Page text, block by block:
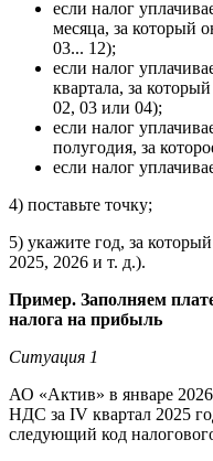
если налог
месяца, за который
03... 12);
если налог
квартала, за
02, 03 или 04);
если налог
полугодия, за
если налог
4) поставьте точку;
5) укажите год, за
2025, 2026 и т. д.).
Пример. Заполняем
налога на прибыль
Ситуация 1
АО «Актив» в январе
НДС за IV квартал 2025
следующий код